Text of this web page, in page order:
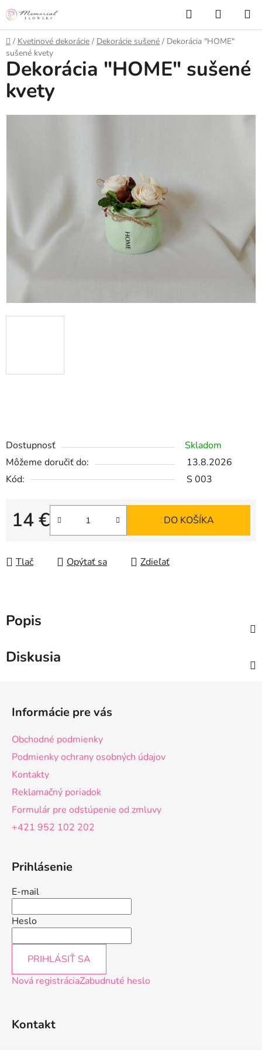
Prejsť
na
obsah
Hľadať
KOŠÍK
Domov
/ Kvetinové dekorácie / Dekorácie sušené / Dekorácia "HOME"
sušené kvety
Dostupnosť
Skladom
Môžeme doručiť do:
13.8.2026
Kód:
S 003
14 €
Jednotková cena:
DO KOŠÍKA
Tlač Opýtať sa Zdieľať
Dekorácia "HOME" sušené
kvety
Popis
Diskusia
Informácie pre vás
Obchodné podmienky
Podmienky ochrany osobných údajov
Kontakty
Reklamačný poriadok
Formulár pre odstúpenie od zmluvy
+421 952 102 202
Prihlásenie
E-mail
Heslo
PRIHLÁSIŤ SA
Nová registráciaZabudnuté heslo
Kontakt